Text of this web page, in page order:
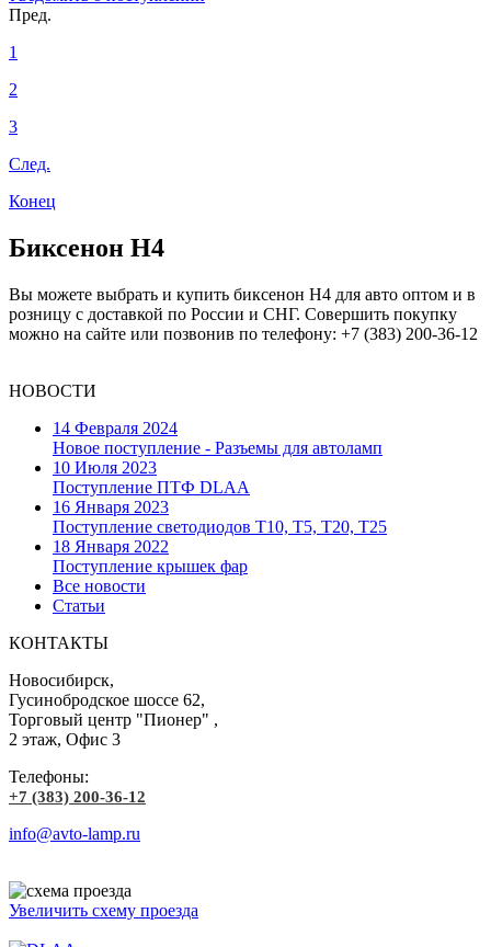
Пред.
1
2
3
След.
Конец
Биксенон H4
Вы можете выбрать и купить биксенон H4 для авто оптом и в
розницу с доставкой по России и СНГ. Совершить покупку
можно на сайте или позвонив по телефону: +7 (383) 200-36-12
НОВОСТИ
14 Февраля 2024
Новое поступление - Разъемы для автоламп
10 Июля 2023
Поступление ПТФ DLAA
16 Января 2023
Поступление светодиодов T10, T5, T20, T25
18 Января 2022
Поступление крышек фар
Все новости
Статьи
КОНТАКТЫ
Новосибирск,
Гусинобродское шоссе 62,
Торговый центр "Пионер" ,
2 этаж, Офис 3
Телефоны:
+7 (383) 200-36-12
info@avto-lamp.ru
Увеличить схему проезда